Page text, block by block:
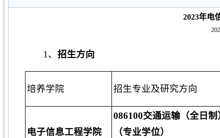
2023年电
1、招生方向
培养学院 招生专业及研究方向
电子信息工程学院
086100交通运输（全日制
（专业学位）